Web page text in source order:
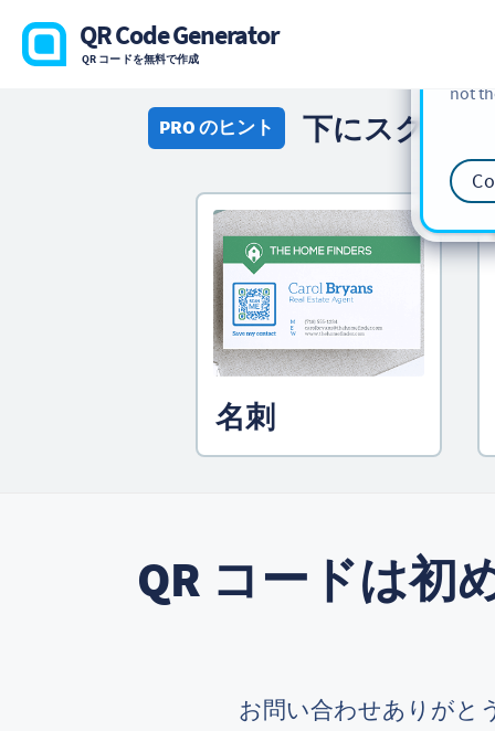
QR Code Generator
QR コードを無料で作成
PRO のヒント 下にスクロ
名刺
QR コードは初
お問い合わせありがと
not